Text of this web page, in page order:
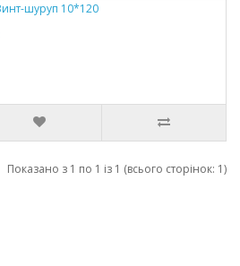
Показано з 1 по 1 із 1 (всього сторінок: 1)